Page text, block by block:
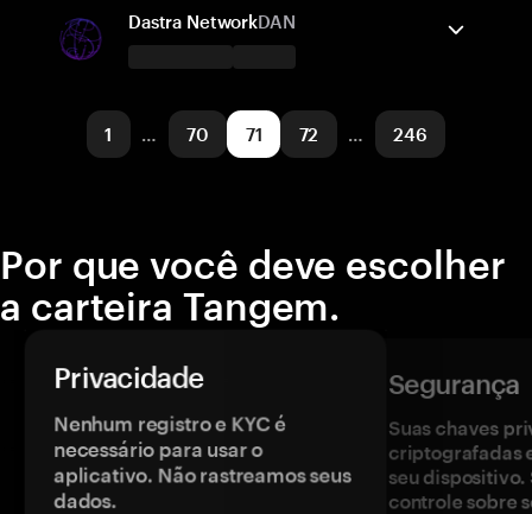
Ethereum
Enviar/Receber Comprar
Ethereum Base
Dastra NetworkDAN
Enviar/Receber Comprar
1 … 70 71 72 … 246
Por que você deve escolher
a carteira Tangem.
Privacidade
Nenhum registro e KYC é
necessário para usar o
aplicativo. Não rastreamos seus
dados.
Segurança
Suas chaves
criptografadas
seu dispositivo.
controle sobre